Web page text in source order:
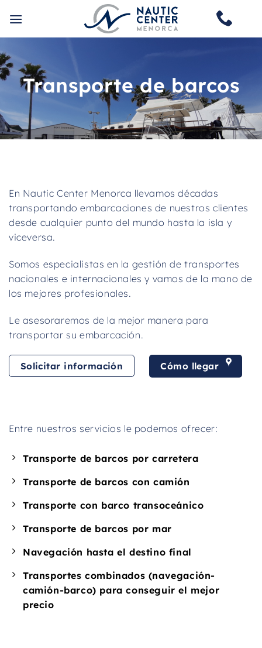
contenido
Transporte de barcos
En Nautic Center Menorca llevamos décadas
transportando embarcaciones de nuestros clientes
desde cualquier punto del mundo hasta la isla y
viceversa.
Somos especialistas en la gestión de transportes
nacionales e internacionales y vamos de la mano de
los mejores profesionales.
Le asesoraremos de la mejor manera para
transportar su embarcación.
Solicitar información Cómo llegar
Entre nuestros servicios le podemos ofrecer:
Transporte de barcos por carretera
Transporte de barcos con camión
Transporte con barco transoceánico
Transporte de barcos por mar
Navegación hasta el destino final
Transportes combinados (navegación-
camión-barco) para conseguir el mejor
precio